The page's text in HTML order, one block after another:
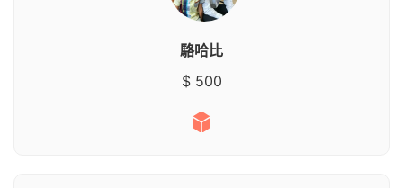
駱哈比
$ 500